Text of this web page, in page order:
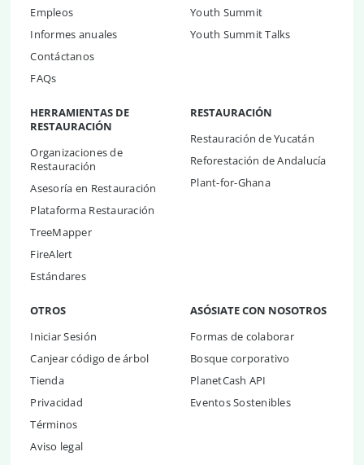
Empleos
Informes anuales
Contáctanos
FAQs
Youth Summit
Youth Summit Talks
HERRAMIENTAS DE
RESTAURACIÓN
Organizaciones de
Restauración
Asesoría en Restauración
Plataforma Restauración
TreeMapper
FireAlert
Estándares
RESTAURACIÓN
Restauración de Yucatán
Reforestación de Andalucía
Plant-for-Ghana
OTROS
Iniciar Sesión
Canjear código de árbol
Tienda
Privacidad
Términos
Aviso legal
ASÓSIATE CON NOSOTROS
Formas de colaborar
Bosque corporativo
PlanetCash API
Eventos Sostenibles